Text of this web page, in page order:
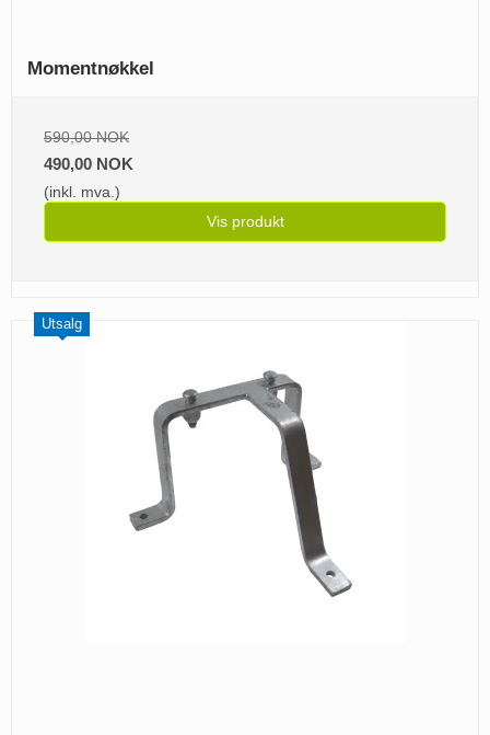
Momentnøkkel
590,00 NOK
490,00 NOK
(inkl. mva.)
Vis produkt
Utsalg